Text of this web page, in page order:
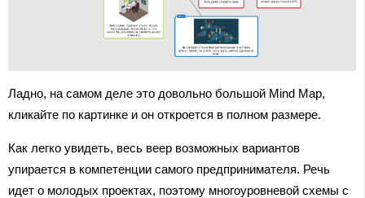
Ладно, на самом деле это довольно большой Mind Map,
кликайте по картинке и он откроется в полном размере.
Как легко увидеть, весь веер возможных вариантов
упирается в компетенции самого предпринимателя. Речь
идет о молодых проектах, поэтому многоуровневой схемы с